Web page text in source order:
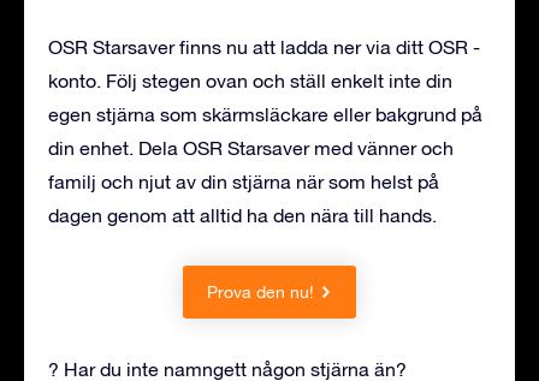
OSR Starsaver finns nu att ladda ner via ditt OSR -
konto. Följ stegen ovan och ställ enkelt inte din
egen stjärna som skärmsläckare eller bakgrund på
din enhet. Dela OSR Starsaver med vänner och
familj och njut av din stjärna när som helst på
dagen genom att alltid ha den nära till hands.
Prova den nu!
? Har du inte namngett någon stjärna än?